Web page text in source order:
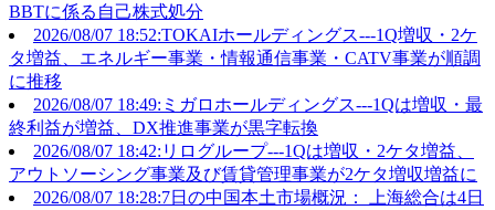
BBTに係る自己株式処分
2026/08/07 18:52:TOKAIホールディングス---1Q増収・2ケ
タ増益、エネルギー事業・情報通信事業・CATV事業が順調
に推移
2026/08/07 18:49:ミガロホールディングス---1Qは増収・最
終利益が増益、DX推進事業が黒字転換
2026/08/07 18:42:リログループ---1Qは増収・2ケタ増益、
アウトソーシング事業及び賃貸管理事業が2ケタ増収増益に
2026/08/07 18:28:7日の中国本土市場概況： 上海総合は4日